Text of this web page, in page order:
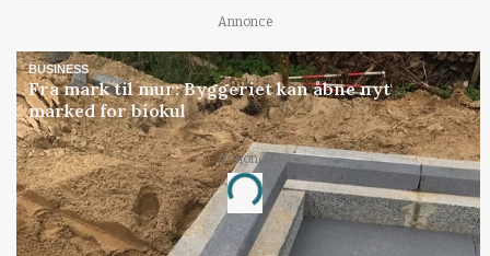
Annonce
BUSINESS
Fra mark til mur: Byggeriet kan åbne nyt
marked for biokul
Annonce
Loading...